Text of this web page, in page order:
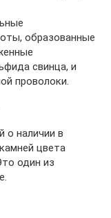
образованные
свинца, и
проволоки.
о наличии в
цвета
один из